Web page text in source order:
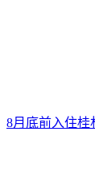
8月底前入住桂